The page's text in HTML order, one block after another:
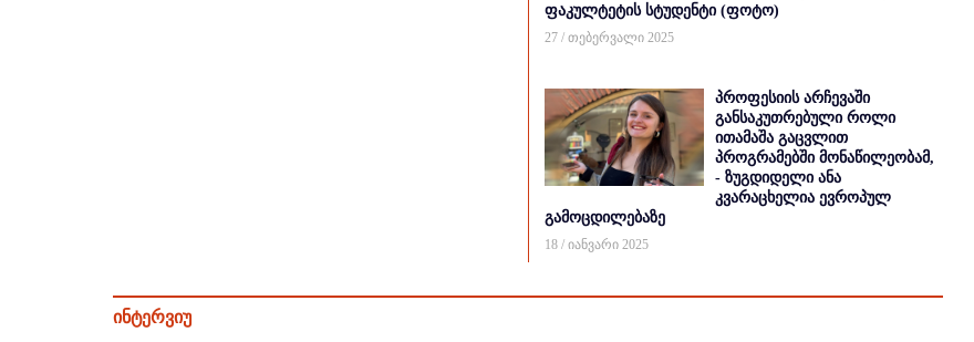
ფაკულტეტის სტუდენტი (ფოტო)
27 / თებერვალი 2025
პროფესიის არჩევაში
განსაკუთრებული როლი
ითამაშა გაცვლით
პროგრამებში მონაწილეობამ,
- ზუგდიდელი ანა
კვარაცხელია ევროპულ
გამოცდილებაზე
18 / იანვარი 2025
ინტერვიუ